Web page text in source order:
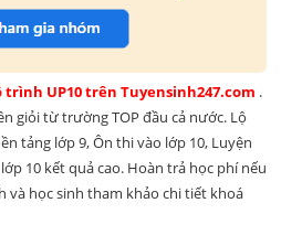
trình UP10 trên Tuyensinh247.com .
giỏi từ trường TOP đầu cả nước. Lộ
tảng lớp 9, Ôn thi vào lớp 10, Luyện
10 kết quả cao. Hoàn trả học phí nếu
và học sinh tham khảo chi tiết khoá